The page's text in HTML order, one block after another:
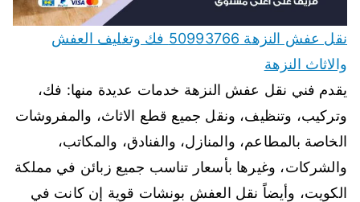
نقل عفش النزهة 50993766 فك وتغليف العفش
والاثاث النزهة
يقدم فني نقل عفش النزهة خدمات عديدة منها: فك،
وتركيب، وتنظيف، ونقل جميع قطع الاثاث، والمفروشات
الخاصة بالمطاعم، والمنازل، والفنادق، والمكاتب،
والشركات، وغيرها بأسعار تناسب جميع زبائن في مملكة
الكويت، وأيضاً نقل العفش بونشات قوية إن كانت في